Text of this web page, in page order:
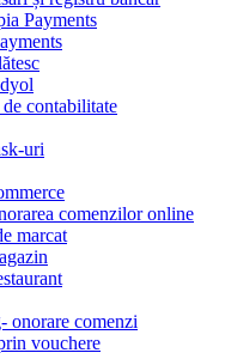
Payments
contabilitate
uri
comenzilor online
marcat
onorare comenzi
vouchere